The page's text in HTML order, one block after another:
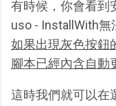
有時候，你會看到
uso - InstallWith無
如果出現灰色按鈕
腳本已經內含自動
這時我們就可以在